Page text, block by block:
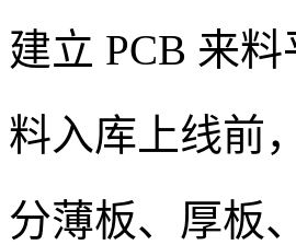
建立 PCB 来
料入库上线前
分薄板、厚板